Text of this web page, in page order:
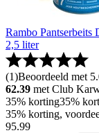
Rambo
2,5 liter
(1)Beoordeeld met
62.39 met Club
35% korting35%
35% korting,
95.99